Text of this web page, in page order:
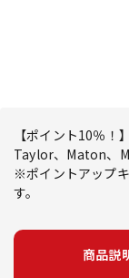
【ポイント10％
Taylor、Maton、
※ポイントアップ
す。
商品説